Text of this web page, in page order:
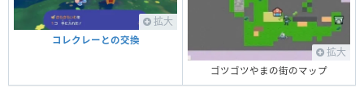
拡大
コレクレーとの交換
拡大
ゴツゴツやまの街のマップ